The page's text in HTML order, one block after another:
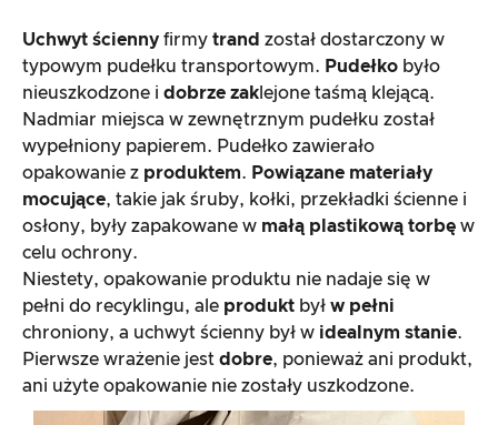
Uchwyt ścienny firmy trand został dostarczony w
typowym pudełku transportowym. Pudełko było
nieuszkodzone i dobrze zak lejone taśmą klejącą.
Nadmiar miejsca w zewnętrznym pudełku został
wypełniony papierem. Pudełko zawierało
opakowanie z produktem. Powiązane materiały
mocujące, takie jak śruby, kołki, przekładki ścienne i
osłony, były zapakowane w małą plastikową torbę w
celu ochrony.
Niestety, opakowanie produktu nie nadaje się w
pełni do recyklingu, ale produkt był w pełni
chroniony, a uchwyt ścienny był w idealnym stanie.
Pierwsze wrażenie jest dobre, ponieważ ani produkt,
ani użyte opakowanie nie zostały uszkodzone.